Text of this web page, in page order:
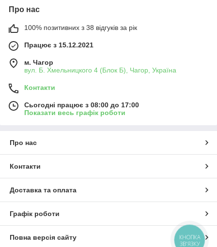
Про нас
100% позитивних з 38 відгуків за рік
Працює з 15.12.2021
м. Чагор
вул. Б. Хмельницкого 4 (Блок Б), Чагор, Україна
Контакти
Сьогодні працює з 08:00 до 17:00
Показати весь графік роботи
Про нас
Контакти
Доставка та оплата
Графік роботи
Повна версія сайту
КНОПКА
ЗВ'ЯЗКУ